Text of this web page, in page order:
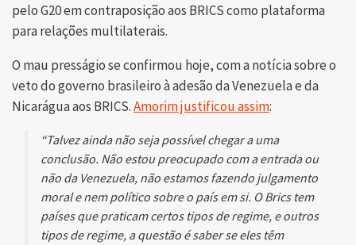
pelo G20 em contraposição aos BRICS como plataforma
para relações multilaterais.
O mau presságio se confirmou hoje, com a notícia sobre o
veto do governo brasileiro à adesão da Venezuela e da
Nicarágua aos BRICS.Amorim justificou assim:
“Talvez ainda não seja possível chegar a uma
conclusão. Não estou preocupado com a entrada ou
não da Venezuela, não estamos fazendo julgamento
moral e nem político sobre o país em si. O Brics tem
países que praticam certos tipos de regime, e outros
tipos de regime, a questão é saber se eles têm